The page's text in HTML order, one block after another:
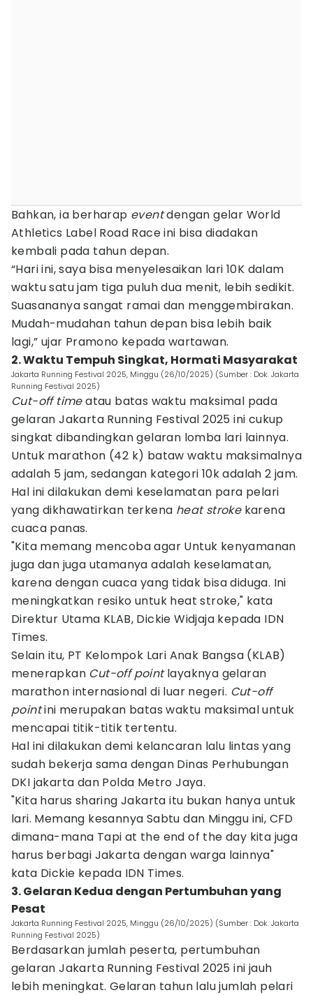
Bahkan, ia berharap eventdengan gelar World
Athletics Label Road Race ini bisa diadakan
kembali pada tahun depan.
“Hari ini, saya bisa menyelesaikan lari 10K dalam
waktu satu jam tiga puluh dua menit, lebih sedikit.
Suasananya sangat ramai dan menggembirakan.
Mudah-mudahan tahun depan bisa lebih baik
lagi,” ujar Pramono kepada wartawan.
2. Waktu Tempuh Singkat, Hormati Masyarakat
Jakarta Running Festival 2025, Minggu (26/10/2025) (Sumber : Dok. Jakarta
Running Festival 2025)
Cut-off timeatau batas waktu maksimal pada
gelaran Jakarta Running Festival 2025 ini cukup
singkat dibandingkan gelaran lomba lari lainnya.
Untuk marathon (42 k) bataw waktu maksimalnya
adalah 5 jam, sedangan kategori 10k adalah 2 jam.
Hal ini dilakukan demi keselamatan para pelari
yang dikhawatirkan terkena heat strokekarena
cuaca panas.
"Kita memang mencoba agar Untuk kenyamanan
juga dan juga utamanya adalah keselamatan,
karena dengan cuaca yang tidak bisa diduga. Ini
meningkatkan resiko untuk heat stroke," kata
Direktur Utama KLAB, Dickie Widjaja kepada IDN
Times.
Selain itu, PT Kelompok Lari Anak Bangsa (KLAB)
menerapkan Cut-off pointlayaknya gelaran
marathon internasional di luar negeri. Cut-off
pointini merupakan batas waktu maksimal untuk
mencapai titik-titik tertentu.
Hal ini dilakukan demi kelancaran lalu lintas yang
sudah bekerja sama dengan Dinas Perhubungan
DKI jakarta dan Polda Metro Jaya.
"Kita harus sharing Jakarta itu bukan hanya untuk
lari. Memang kesannya Sabtu dan Minggu ini, CFD
dimana-mana Tapi at the end of the day kita juga
harus berbagi Jakarta dengan warga lainnya"
kata Dickie kepada IDN Times.
3. Gelaran Kedua dengan Pertumbuhan yang
Pesat
Jakarta Running Festival 2025, Minggu (26/10/2025) (Sumber : Dok. Jakarta
Running Festival 2025)
Berdasarkan jumlah peserta, pertumbuhan
gelaran Jakarta Running Festival 2025 ini jauh
lebih meningkat. Gelaran tahun lalu jumlah pelari